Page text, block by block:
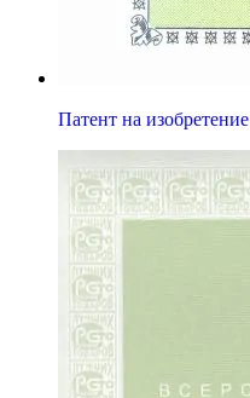
Патент на изобретение